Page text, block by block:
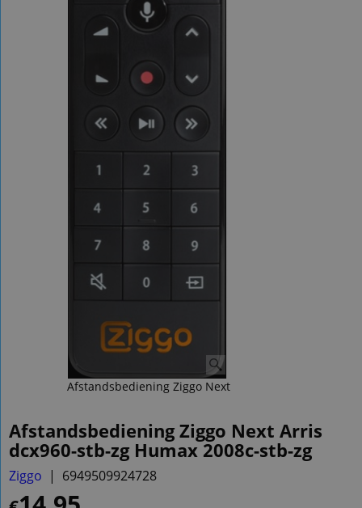
Afstandsbediening Ziggo Next
Afstandsbediening Ziggo Next Arris
dcx960-stb-zg Humax 2008c-stb-zg
Ziggo 6949509924728